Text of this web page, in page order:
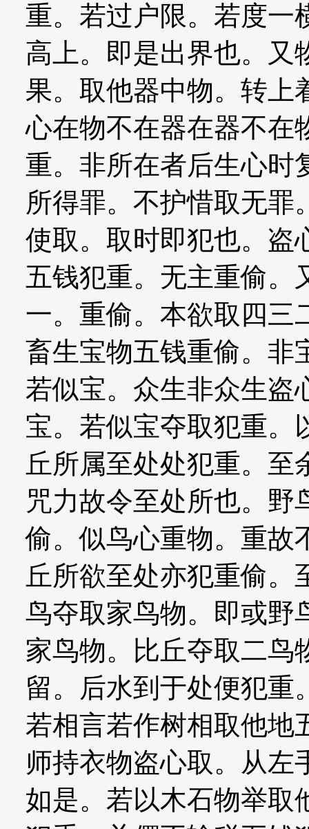
重。若过户限。若度一
高上。即是出界也。又
果。取他器中物。转上
心在物不在器在器不在
重。非所在者后生心时
所得罪。不护惜取无罪
使取。取时即犯也。盗
五钱犯重。无主重偷。
一。重偷。本欲取四三
畜生宝物五钱重偷。非
若似宝。众生非众生盗
宝。若似宝夺取犯重。
丘所属至处处犯重。
咒力故令至处所也。野
偷。似鸟心重物。重故
丘所欲至处亦犯重偷
鸟夺取家鸟物。即或野
家鸟物。比丘夺取二鸟
留。后水到于处便犯重
若相言若作树相取他地
师持衣物盗心取。从左
如是。若以木石物举取